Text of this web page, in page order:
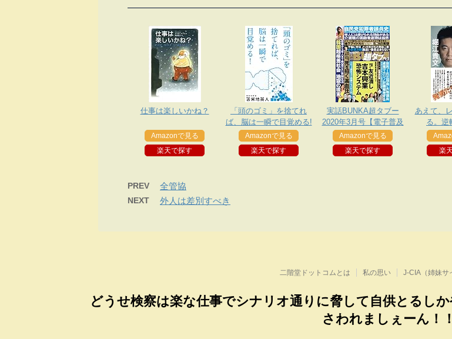
仕事は楽しいかね？
Amazonで見る
楽天で探す
「頭のゴミ」を捨てれ
ば、脳は一瞬で目覚める!
Amazonで見る
楽天で探す
実話BUNKA超タブー
2020年3月号【電子普及
版】
Amazonで見る
楽天で探す
あえて、
る。逆
楽
PREV 全管協
NEXT 外人は差別すべき
二階堂ドットコムとは 私の思い J-CIA（姉妹サ
どうせ検察は楽な仕事でシナリオ通りに脅して自供とるし
さわれましぇーん！